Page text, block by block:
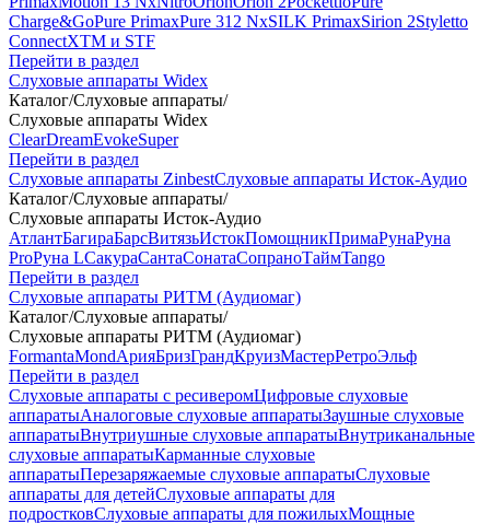
Charge&GoPure PrimaxPure 312 NxSILK PrimaxSirion 2Styletto
ConnectXTM и STF
Перейти в раздел
Слуховые аппараты Widex
Каталог/Слуховые аппараты/
Слуховые аппараты Widex
ClearDreamEvokeSuper
Перейти в раздел
Слуховые аппараты ZinbestСлуховые аппараты Исток-Аудио
Каталог/Слуховые аппараты/
Слуховые аппараты Исток-Аудио
АтлантБагираБарсВитязьИстокПомощникПримаРунаРуна
ProРуна LСакураСантаСонатаСопраноТаймTango
Перейти в раздел
Слуховые аппараты РИТМ (Аудиомаг)
Каталог/Слуховые аппараты/
Слуховые аппараты РИТМ (Аудиомаг)
FormantaMondАрияБризГрандКруизМастерРетроЭльф
Перейти в раздел
Слуховые аппараты с ресиверомЦифровые слуховые
аппаратыАналоговые слуховые аппаратыЗаушные слуховые
аппаратыВнутриушные слуховые аппаратыВнутриканальные
слуховые аппаратыКарманные слуховые
аппаратыПерезаряжаемые слуховые аппаратыСлуховые
аппараты для детейСлуховые аппараты для
подростковСлуховые аппараты для пожилыхМощные